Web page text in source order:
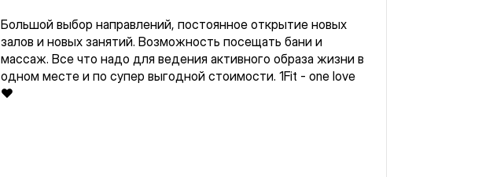
Большой выбор направлений, постоянное открытие новых
залов и новых занятий. Возможность посещать бани и
массаж. Все что надо для ведения активного образа жизни в
одном месте и по супер выгодной стоимости. 1Fit - one love
❤️